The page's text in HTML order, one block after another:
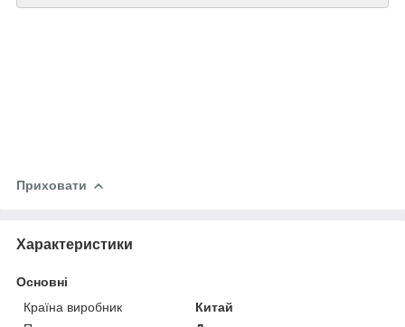
Приховати
Характеристики
Основні
Країна виробник
Китай